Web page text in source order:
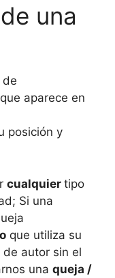
una
de
que aparece en
posición y
cualquier tipo
Si una
que utiliza su
autor sin el
una queja /